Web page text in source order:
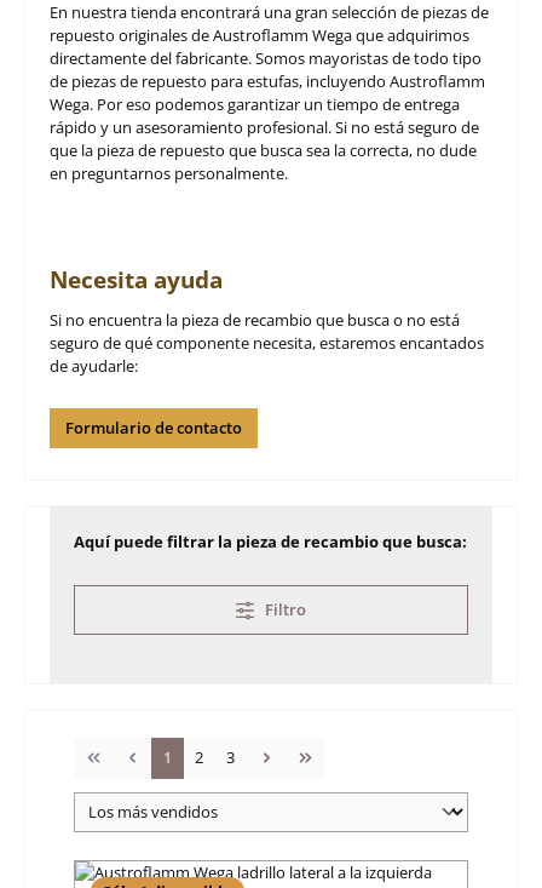
En nuestra tienda encontrará una gran selección de piezas de
repuesto originales de Austroflamm Wega que adquirimos
directamente del fabricante. Somos mayoristas de todo tipo
de piezas de repuesto para estufas, incluyendo Austroflamm
Wega. Por eso podemos garantizar un tiempo de entrega
rápido y un asesoramiento profesional. Si no está seguro de
que la pieza de repuesto que busca sea la correcta, no dude
en preguntarnos personalmente.
Necesita ayuda
Si no encuentra la pieza de recambio que busca o no está
seguro de qué componente necesita, estaremos encantados
de ayudarle:
Formulario de contacto
Aquí puede filtrar la pieza de recambio que busca:
Filtro
Página
1 Página
2 Página
3